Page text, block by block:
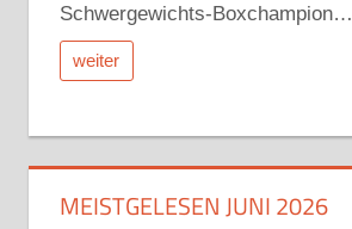
Schwergewichts-Boxchampion…
weiter
MEISTGELESEN JUNI 2026